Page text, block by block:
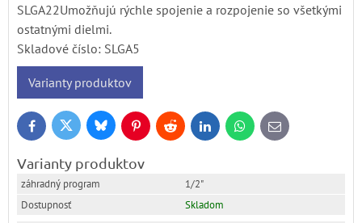
SLGA22Umožňujú rýchle spojenie a rozpojenie so všetkými
ostatnými dielmi.
Skladové číslo: SLGA5
Varianty produktov
FacebookTwitter BlueskyPinterestReddit LinkedInWhatsApp
E-
mail
Varianty produktov
1/2"
Skladom